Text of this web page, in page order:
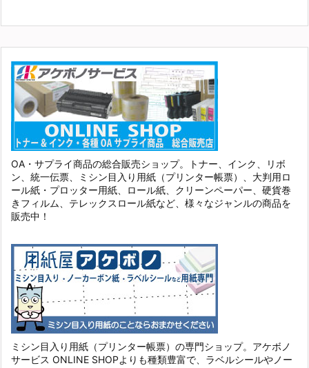
OA・サプライ商品の総合販売ショップ。トナー、インク、リボ
ン、統一伝票、ミシン目入り用紙（プリンター帳票）、大判用ロ
ール紙・プロッター用紙、ロール紙、クリーンペーパー、硬貨巻
きフィルム、テレックスロール紙など、様々なジャンルの商品を
販売中！
ミシン目入り用紙（プリンター帳票）の専門ショップ。アケボノ
サービス ONLINE SHOPよりも種類豊富で、ラベルシールやノー